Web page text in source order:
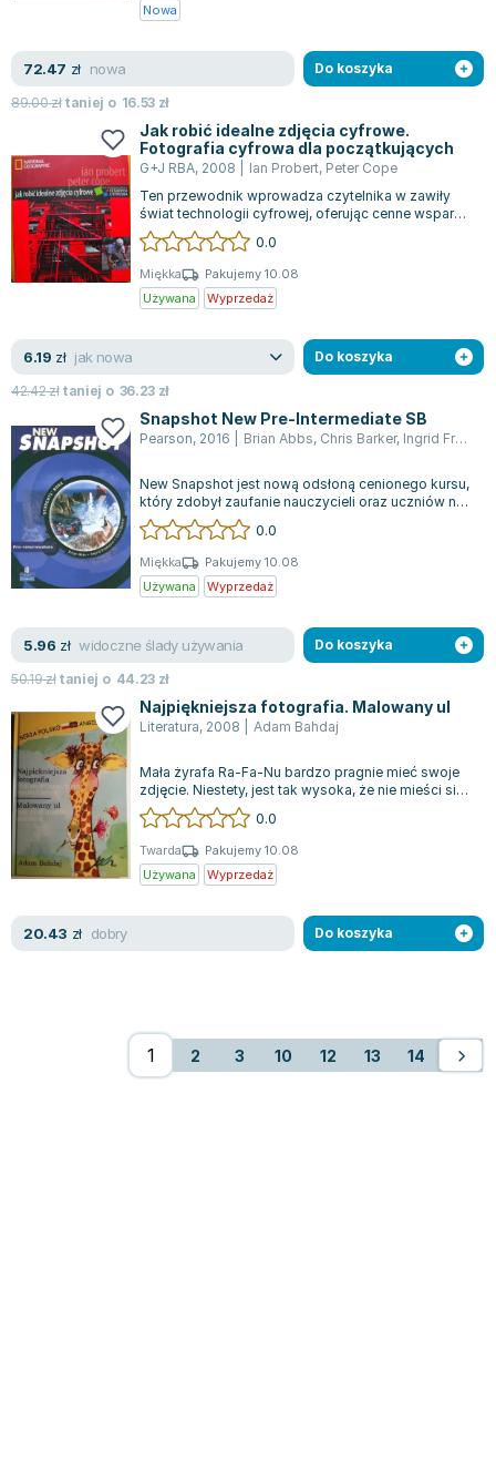
Nowa
72.47 zł nowa
89.00złtaniej o 16.53 zł
Do koszyka
Jak robić idealne zdjęcia cyfrowe.
Fotografia cyfrowa dla początkujących
G+J RBA, 2008 Ian Probert, Peter Cope
Ten przewodnik wprowadza czytelnika w zawiły
świat technologii cyfrowej, oferując cenne wsparcie
oraz praktyczne wskazówki. Składa...
0.0
Miękka
Pakujemy 10.08
Używana
Wyprzedaż
6.19 zł jak nowa
42.42złtaniej o 36.23 zł
Do koszyka
Snapshot New Pre-Intermediate SB
Pearson, 2016 Brian Abbs, Chris Barker, Ingrid Freebairn
New Snapshot jest nową odsłoną cenionego kursu,
który zdobył zaufanie nauczycieli oraz uczniów na
całym świecie, stając się bestse...
0.0
Miękka
Pakujemy 10.08
Używana
Wyprzedaż
5.96 zł widoczne ślady używania
50.19złtaniej o 44.23 zł
Do koszyka
Najpiękniejsza fotografia. Malowany ul
Literatura, 2008 Adam Bahdaj
Mała żyrafa Ra-Fa-Nu bardzo pragnie mieć swoje
zdjęcie. Niestety, jest tak wysoka, że nie mieści się
w obiektywie aparatu, który t...
0.0
Twarda
Pakujemy 10.08
Używana
Wyprzedaż
20.43 zł dobry Do koszyka
2 3 10 12 13 14